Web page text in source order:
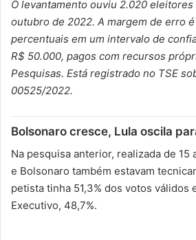
O levantamento ouviu 2.020 eleitores
outubro de 2022. A margem de erro
percentuais em um intervalo de
R$ 50.000, pagos com recursos
Pesquisas. Está registrado no TSE
00525/2022.
Bolsonaro cresce, Lula oscila
Na pesquisa anterior, realizada de 15
e Bolsonaro também estavam
petista tinha 51,3% dos votos válidos
Executivo, 48,7%.